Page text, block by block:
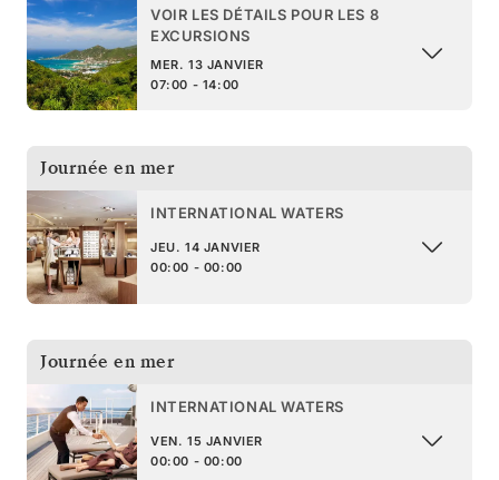
VOIR LES DÉTAILS POUR LES 8
EXCURSIONS
MER. 13 JANVIER
07:00 - 14:00
Journée en mer
INTERNATIONAL WATERS
JEU. 14 JANVIER
00:00 - 00:00
Journée en mer
INTERNATIONAL WATERS
VEN. 15 JANVIER
00:00 - 00:00